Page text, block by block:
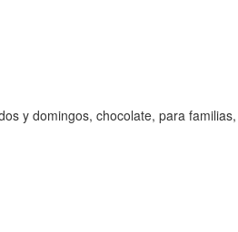
y domingos, chocolate, para